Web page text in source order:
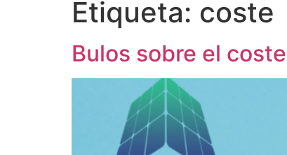
Etiqueta: coste
Bulos sobre el